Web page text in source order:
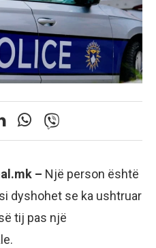
– Një person është
dyshohet se ka ushtruar
tij pas një